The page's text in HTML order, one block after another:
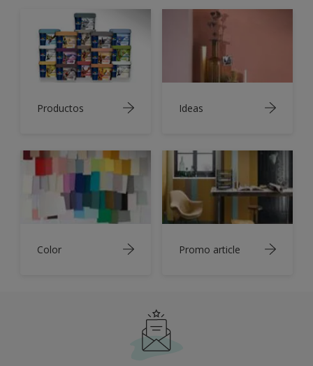
Productos Ideas
Color Promo article